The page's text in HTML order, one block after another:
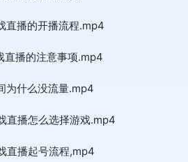
直播的开播流程.mp4
直播的注意事项.mp4
为什么没流量.mp4
直播怎么选择游戏.mp4
直播起号流程,mp4